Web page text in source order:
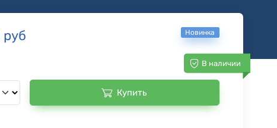
руб Новинка
В наличии
Купить